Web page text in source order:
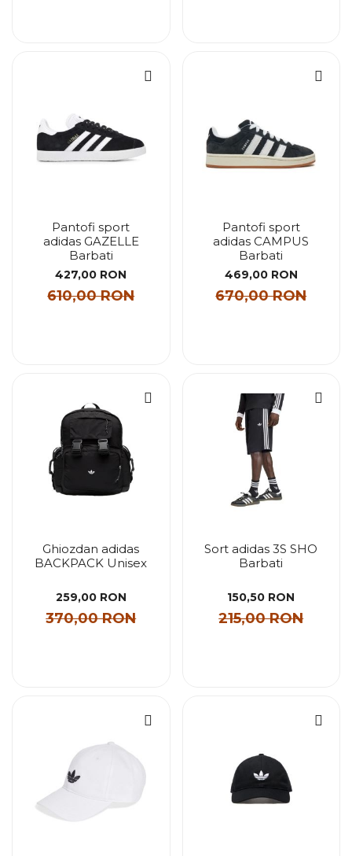
Pantofi sport
adidas GAZELLE
Barbati
427,00 RON
610,00 RON
Pantofi sport
adidas CAMPUS
Barbati
469,00 RON
670,00 RON
Ghiozdan adidas
BACKPACK Unisex
259,00 RON
370,00 RON
Sort adidas 3S SHO
Barbati
150,50 RON
215,00 RON